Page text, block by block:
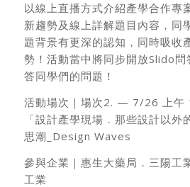
以線上直播方式介紹產學合作專
新趨勢及線上詳解題目內容，同
題背景有更深的認知，同時吸收
勢！活動當中將同步開放Slido問
答同學們的問題！
活動場次｜場次2. — 7/26 上午
「設計產學現場．那些設計以
思潮_Design Waves
參與企業｜惠生大藥局．三陽工
工業